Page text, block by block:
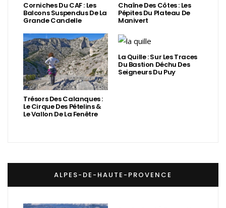
Corniches Du CAF : Les
Balcons Suspendus De La
Grande Candelle
Chaîne Des Côtes : Les
Pépites Du Plateau De
Manivert
Trésors Des Calanques :
Le Cirque Des Pételins &
Le Vallon De La Fenêtre
La Quille : Sur Les Traces
Du Bastion Déchu Des
Seigneurs Du Puy
ALPES-DE-HAUTE-PROVENCE